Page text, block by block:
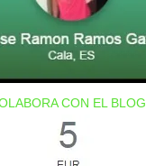
CON EL BLOG